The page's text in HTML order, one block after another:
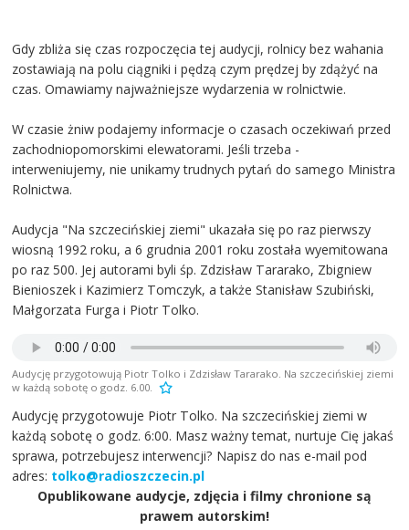
Gdy zbliża się czas rozpoczęcia tej audycji, rolnicy bez wahania
zostawiają na polu ciągniki i pędzą czym prędzej by zdążyć na
czas. Omawiamy najważniejsze wydarzenia w rolnictwie.
W czasie żniw podajemy informacje o czasach oczekiwań przed
zachodniopomorskimi elewatorami. Jeśli trzeba -
interweniujemy, nie unikamy trudnych pytań do samego Ministra
Rolnictwa.
Audycja "Na szczecińskiej ziemi" ukazała się po raz pierwszy
wiosną 1992 roku, a 6 grudnia 2001 roku została wyemitowana
po raz 500. Jej autorami byli śp. Zdzisław Tararako, Zbigniew
Bienioszek i Kazimierz Tomczyk, a także Stanisław Szubiński,
Małgorzata Furga i Piotr Tolko.
Audycję przygotowują Piotr Tolko i Zdzisław Tararako. Na szczecińskiej ziemi
w każdą sobotę o godz. 6.00.
Audycję przygotowuje Piotr Tolko. Na szczecińskiej ziemi w
każdą sobotę o godz. 6:00. Masz ważny temat, nurtuje Cię jakaś
sprawa, potrzebujesz interwencji? Napisz do nas e-mail pod
adres: tolko@radioszczecin.pl
Opublikowane audycje, zdjęcia i filmy chronione są
prawem autorskim!